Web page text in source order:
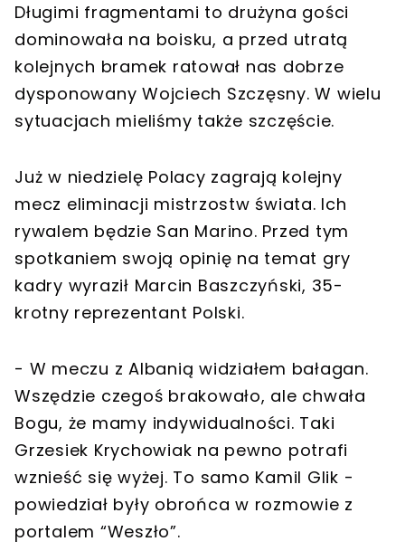
Długimi fragmentami to drużyna gości
dominowała na boisku, a przed utratą
kolejnych bramek ratował nas dobrze
dysponowany Wojciech Szczęsny. W wielu
sytuacjach mieliśmy także szczęście.
Już w niedzielę Polacy zagrają kolejny
mecz eliminacji mistrzostw świata. Ich
rywalem będzie San Marino. Przed tym
spotkaniem swoją opinię na temat gry
kadry wyraził Marcin Baszczyński, 35-
krotny reprezentant Polski.
- W meczu z Albanią widziałem bałagan.
Wszędzie czegoś brakowało, ale chwała
Bogu, że mamy indywidualności. Taki
Grzesiek Krychowiak na pewno potrafi
wznieść się wyżej. To samo Kamil Glik -
powiedział były obrońca w rozmowie z
portalem “Weszło”.